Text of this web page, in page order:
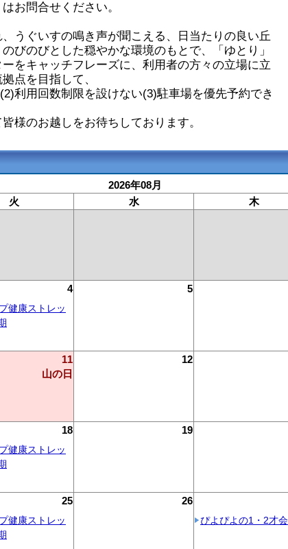
お問合せください。
うぐいすの鳴き声が聞こえる、日当たりの良い丘
びのびとした穏やかな環境のもとで、「ゆとり」
をキャッチフレーズに、利用者の方々の立場に立
点を目指して、
利用回数制限を設けない(3)駐車場を優先予約でき
様のお越しをお待ちしております。
2026年08月
火 水 木
4
健康ストレッ
5
11
山の日
12
18
健康ストレッ
19
25
健康ストレッ
26
ぴよぴよの1・2才